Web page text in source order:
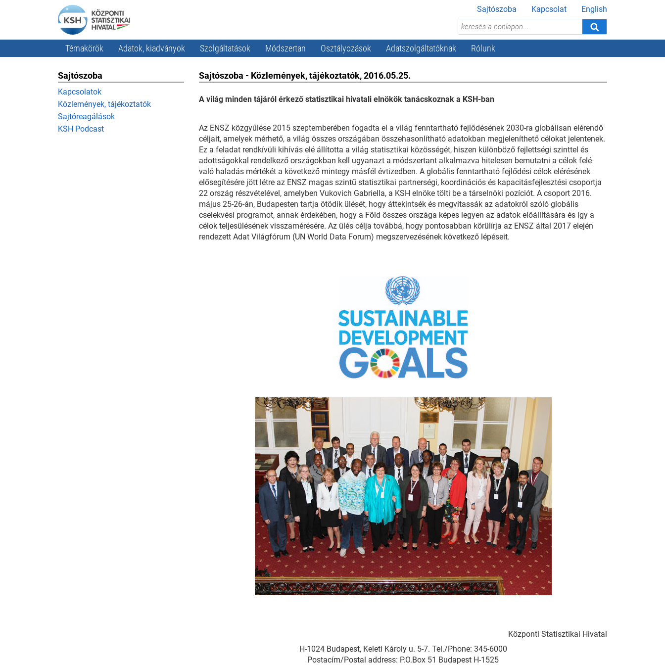
Sajtószoba Kapcsolat English
Témakörök Adatok, kiadványok Szolgáltatások Módszertan Osztályozások Adatszolgáltatóknak Rólunk
Sajtószoba
Kapcsolatok
Közlemények, tájékoztatók
Sajtóreagálások
KSH Podcast
Sajtószoba - Közlemények, tájékoztatók, 2016.05.25.
A világ minden tájáról érkező statisztikai hivatali elnökök tanácskoznak a KSH-ban
Az ENSZ közgyűlése 2015 szeptemberében fogadta el a világ fenntartható fejlődésének 2030-ra globálisan elérendő
céljait, amelyek mérhető, a világ összes országában összehasonlítható adatokban megjeleníthető célokat jelentenek.
Ez a feladat rendkívüli kihívás elé állította a világ statisztikai közösségét, hiszen különböző fejlettségi szinttel és
adottságokkal rendelkező országokban kell ugyanazt a módszertant alkalmazva hitelesen bemutatni a célok felé
való haladás mértékét a következő mintegy másfél évtizedben. A globális fenntartható fejlődési célok elérésének
elősegítésére jött létre az ENSZ magas szintű statisztikai partnerségi, koordinációs és kapacitásfejlesztési csoportja
22 ország részvételével, amelyben Vukovich Gabriella, a KSH elnöke tölti be a társelnöki pozíciót. A csoport 2016.
május 25-26-án, Budapesten tartja ötödik ülését, hogy áttekintsék és megvitassák az adatokról szóló globális
cselekvési programot, annak érdekében, hogy a Föld összes országa képes legyen az adatok előállítására és így a
célok teljesülésének visszamérésére. Az ülés célja továbbá, hogy pontosabban körülírja az ENSZ által 2017 elején
rendezett Adat Világfórum (UN World Data Forum) megszervezésének következő lépéseit.
Központi Statisztikai Hivatal
H-1024 Budapest, Keleti Károly u. 5-7. Tel./Phone: 345-6000
Postacím/Postal address: P.O.Box 51 Budapest H-1525